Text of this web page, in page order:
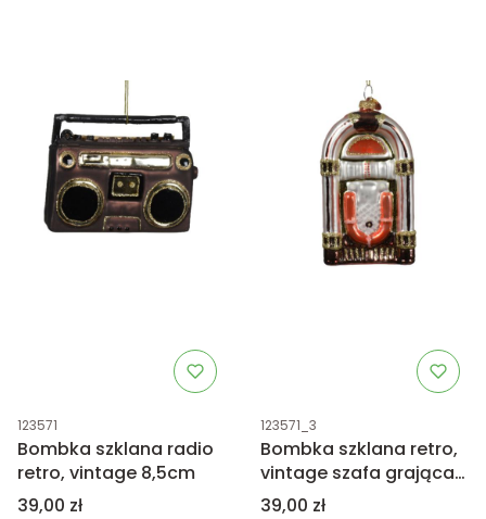
Kod produktu
123571
Bombka szklana radio
retro, vintage 8,5cm
Cena
39,00 zł
Kod produktu
123571_3
Bombka szklana retro,
vintage szafa grająca
8,5cm
Cena
39,00 zł